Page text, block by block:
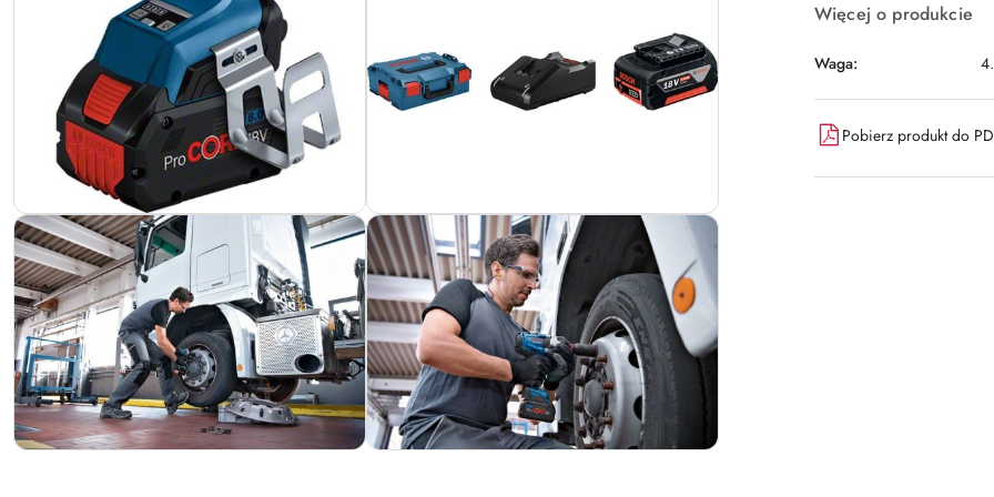
Więcej o produkcie
Waga:
Pobierz produkt do